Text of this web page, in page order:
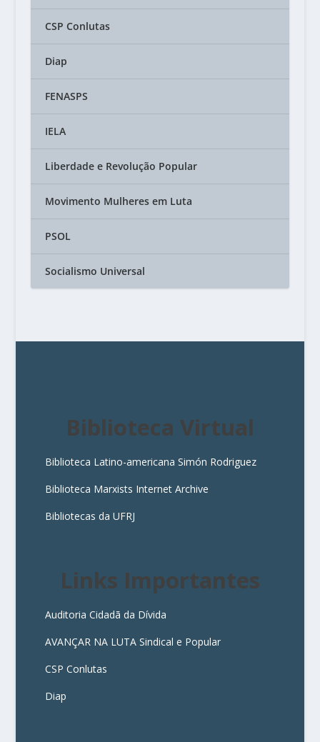
CSP Conlutas
Diap
FENASPS
IELA
Liberdade e Revolução Popular
Movimento Mulheres em Luta
PSOL
Socialismo Universal
Biblioteca Virtual
Biblioteca Latino-americana Simón Rodriguez
Biblioteca Marxists Internet Archive
Bibliotecas da UFRJ
Links Importantes
Auditoria Cidadã da Dívida
AVANÇAR NA LUTA Sindical e Popular
CSP Conlutas
Diap